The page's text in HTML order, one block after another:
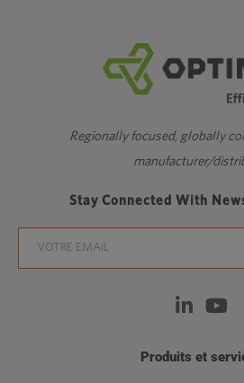
Regionally focused, globally
manufacturer/
Stay Connected With
Produits et